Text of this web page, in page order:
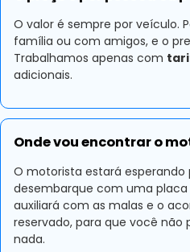
O valor é sempre por veículo.
família ou com amigos, e o
Trabalhamos apenas com
adicionais.
Onde vou encontrar o
O motorista estará esperando
desembarque com uma placa
auxiliará com as malas e o
reservado, para que você não
nada.